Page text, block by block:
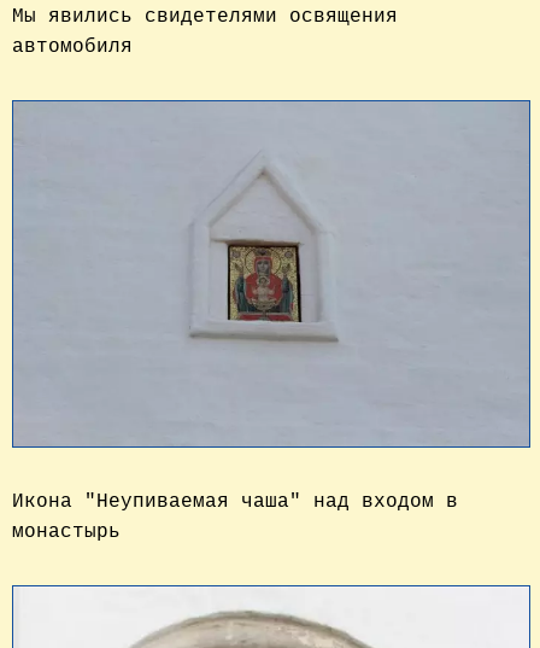
Мы явились свидетелями освящения
автомобиля
Икона "Неупиваемая чаша" над входом в
монастырь